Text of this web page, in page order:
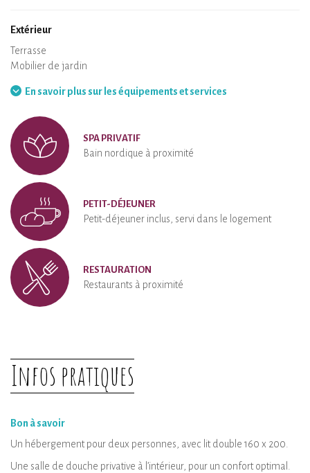
Extérieur
Terrasse
Mobilier de jardin
En savoir plus sur les équipements et services
SPA PRIVATIF
Bain nordique à proximité
PETIT-DÉJEUNER
Petit-déjeuner inclus, servi dans le logement
RESTAURATION
Restaurants à proximité
Infos pratiques
Bon à savoir
Un hébergement pour deux personnes, avec lit double 160 x 200.
Une salle de douche privative à l’intérieur, pour un confort optimal.